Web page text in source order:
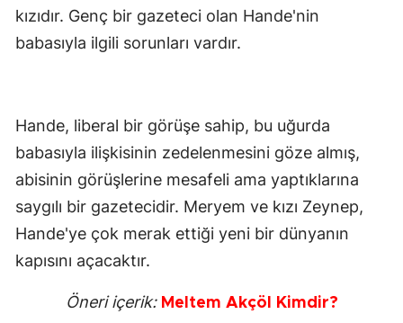
kızıdır. Genç bir gazeteci olan Hande'nin
babasıyla ilgili sorunları vardır.
Hande, liberal bir görüşe sahip, bu uğurda
babasıyla ilişkisinin zedelenmesini göze almış,
abisinin görüşlerine mesafeli ama yaptıklarına
saygılı bir gazetecidir. Meryem ve kızı Zeynep,
Hande'ye çok merak ettiği yeni bir dünyanın
kapısını açacaktır.
Öneri içerik: Meltem Akçöl Kimdir?